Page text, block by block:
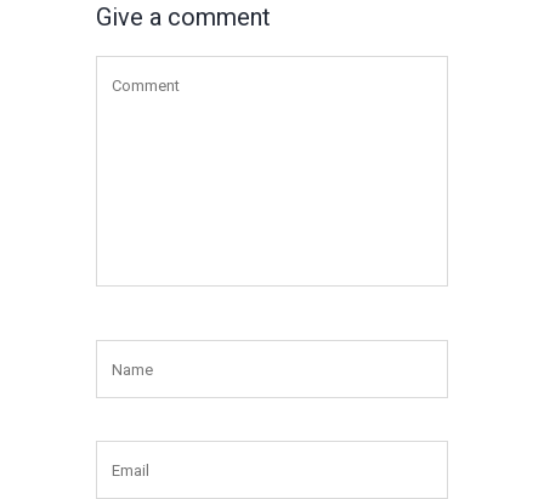
Give a comment